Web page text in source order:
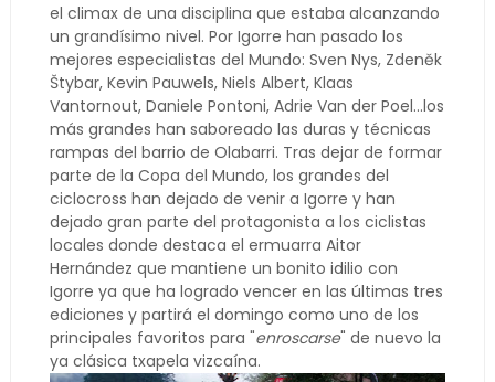
el climax de una disciplina que estaba alcanzando
un grandísimo nivel. Por Igorre han pasado los
mejores especialistas del Mundo: Sven Nys, Zdeněk
Štybar, Kevin Pauwels, Niels Albert, Klaas
Vantornout, Daniele Pontoni, Adrie Van der Poel...los
más grandes han saboreado las duras y técnicas
rampas del barrio de Olabarri. Tras dejar de formar
parte de la Copa del Mundo, los grandes del
ciclocross han dejado de venir a Igorre y han
dejado gran parte del protagonista a los ciclistas
locales donde destaca el ermuarra Aitor
Hernández que mantiene un bonito idilio con
Igorre ya que ha logrado vencer en las últimas tres
ediciones y partirá el domingo como uno de los
principales favoritos para "enroscarse" de nuevo la
ya clásica txapela vizcaína.